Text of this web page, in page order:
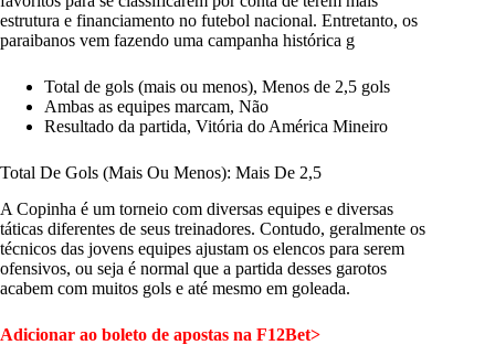
estrutura e financiamento no futebol nacional. Entretanto, os
paraibanos vem fazendo uma campanha histórica g
Total de gols (mais ou menos), Menos de 2,5 gols
Ambas as equipes marcam, Não
Resultado da partida, Vitória do América Mineiro
Total De Gols (Mais Ou Menos): Mais De 2,5
A Copinha é um torneio com diversas equipes e diversas
táticas diferentes de seus treinadores. Contudo, geralmente os
técnicos das jovens equipes ajustam os elencos para serem
ofensivos, ou seja é normal que a partida desses garotos
acabem com muitos gols e até mesmo em goleada.
Adicionar ao boleto de apostas na F12Bet>